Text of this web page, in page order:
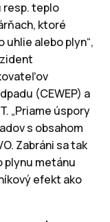
resp. teplo
ktoré
alebo plyn“,
(CEWEP) a
„Priame úspory
s obsahom
Zabráni sa tak
plynu metánu
efekt ako